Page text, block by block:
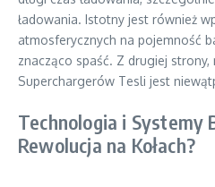
ładowania. Istotny jest również
atmosferycznych na pojemność
znacząco spaść. Z drugiej
Superchargerów Tesli jest
Technologia i Systemy
Rewolucja na Kołach?